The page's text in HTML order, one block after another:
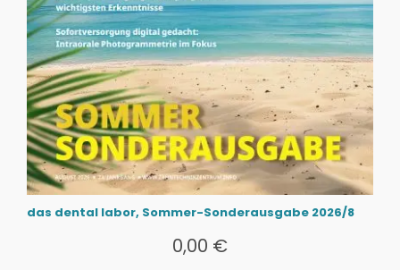
das dental labor, Sommer-Sonderausgabe 2026/8
0,00 €